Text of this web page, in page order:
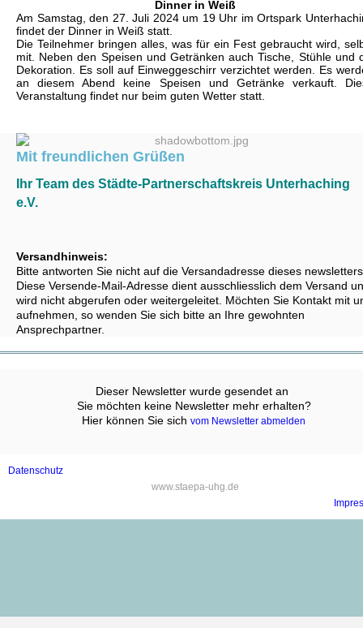
Dinner in Weiß
Am Samstag, den 27. Juli 2024 um 19 Uhr im Ortspark
findet der Dinner in Weiß statt.
Die Teilnehmer bringen alles, was für ein Fest gebraucht wird,
mit. Neben den Speisen und Getränken auch Tische, Stühle und
Dekoration. Es soll auf Einweggeschirr verzichtet werden. Es
an diesem Abend keine Speisen und Getränke verkauft.
Veranstaltung findet nur beim guten Wetter statt.
‍Mit freundlichen Grüßen
Ihr Team des Städte-Partnerschaftskreis Unterhaching
e.V.
Versandhinweis:
Bitte antworten Sie nicht auf die Versandadresse dieses
Diese Versende-Mail-Adresse dient ausschliesslich dem Versand
wird nicht abgerufen oder weitergeleitet. Möchten Sie Kontakt mit
aufnehmen, so wenden Sie sich bitte an Ihre gewohnten
Ansprechpartner.
Dieser Newsletter wurde gesendet an ‍
Sie möchten keine Newsletter mehr erhalten?
Hier können Sie sich vom Newsletter abmelden
Datenschutz
‍www.staepa-uhg.de